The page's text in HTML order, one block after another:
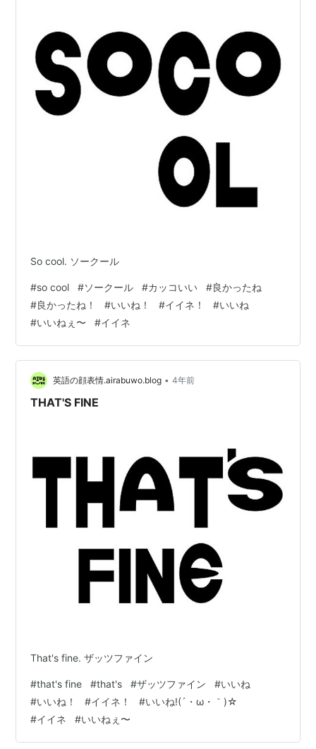
So cool. ソークール
#so cool #ソークール #カッコいい #良かったね
#良かったね！ #いいね！ #イイネ！ #いいね
#いいねぇ〜 #イイネ
英語の顔表情.airabuwo.blog • 4年前
THAT'S FINE
That's fine. ザッツファイン
#that's fine #that's #ザッツファイン #いいね
#いいね！ #イイネ！ #いいね!(´・ω・｀)☆
#イイネ #いいねぇ〜